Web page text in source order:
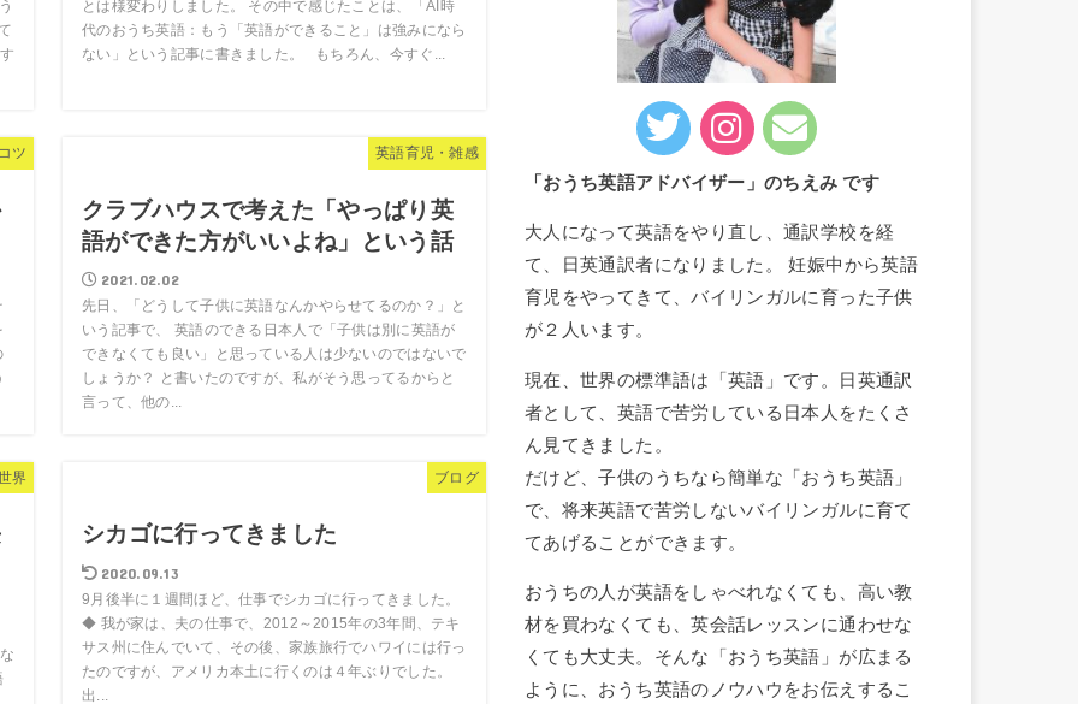
とは様変わりしました。 その中で感じたことは、「AI時
代のおうち英語：もう「英語ができること」は強みになら
ない」という記事に書きました。 もちろん、今すぐ...
ツ 英語育児・雑感
クラブハウスで考えた「やっぱり英
語ができた方がいいよね」という話
2021.02.02
先日、「どうして子供に英語なんかやらせてるのか？」と
いう記事で、 英語のできる日本人で「子供は別に英語が
できなくても良い」と思っている人は少ないのではないで
しょうか？ と書いたのですが、私がそう思ってるからと
言って、他の...
界 ブログ
シカゴに行ってきました
2020.09.13
9月後半に１週間ほど、仕事でシカゴに行ってきました。
◆ 我が家は、夫の仕事で、2012～2015年の3年間、テキ
サス州に住んでいて、その後、家族旅行でハワイには行っ
たのですが、アメリカ本土に行くのは４年ぶりでした。
出...
「おうち英語アドバイザー」のちえみ です
大人になって英語をやり直し、通訳学校を経
て、日英通訳者になりました。 妊娠中から英語
育児をやってきて、バイリンガルに育った子供
が２人います。
現在、世界の標準語は「英語」です。日英通訳
者として、英語で苦労している日本人をたくさ
ん見てきました。
だけど、子供のうちなら簡単な「おうち英語」
で、将来英語で苦労しないバイリンガルに育て
てあげることができます。
おうちの人が英語をしゃべれなくても、高い教
材を買わなくても、英会話レッスンに通わせな
くても大丈夫。そんな「おうち英語」が広まる
ように、おうち英語のノウハウをお伝えするこ